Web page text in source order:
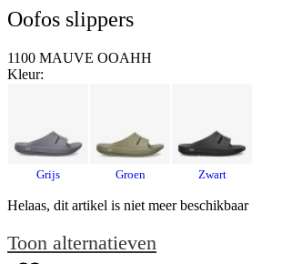
Oofos slippers
1100 MAUVE OOAHH
Kleur:
Grijs Groen Zwart
Helaas, dit artikel is niet meer beschikbaar
Toon alternatieven